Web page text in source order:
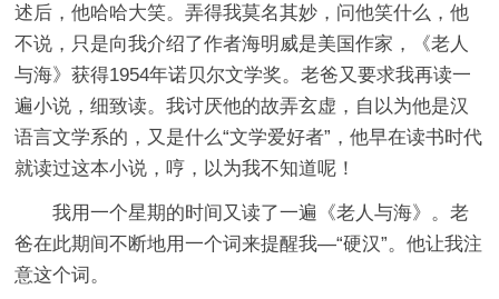
述后，他哈哈大笑。弄得我莫名其妙，问他笑什么，他
不说，只是向我介绍了作者海明威是美国作家，《老人
与海》获得1954年诺贝尔文学奖。老爸又要求我再读一
遍小说，细致读。我讨厌他的故弄玄虚，自以为他是汉
语言文学系的，又是什么“文学爱好者”，他早在读书时代
就读过这本小说，哼，以为我不知道呢！
我用一个星期的时间又读了一遍《老人与海》。老
爸在此期间不断地用一个词来提醒我―“硬汉”。他让我注
意这个词。